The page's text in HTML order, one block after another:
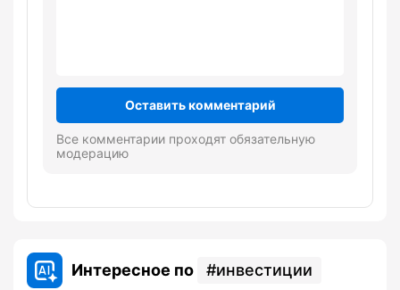
Оставить комментарий
Все комментарии проходят обязательную
модерацию
Интересное по инвестиции